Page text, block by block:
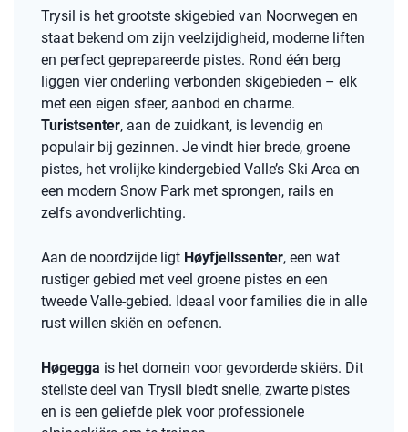
Trysil is het grootste skigebied van Noorwegen en
staat bekend om zijn veelzijdigheid, moderne liften
en perfect geprepareerde pistes. Rond één berg
liggen vier onderling verbonden skigebieden – elk
met een eigen sfeer, aanbod en charme.
Turistsenter, aan de zuidkant, is levendig en
populair bij gezinnen. Je vindt hier brede, groene
pistes, het vrolijke kindergebied Valle’s Ski Area en
een modern Snow Park met sprongen, rails en
zelfs avondverlichting.
Aan de noordzijde ligt Høyfjellssenter, een wat
rustiger gebied met veel groene pistes en een
tweede Valle-gebied. Ideaal voor families die in alle
rust willen skiën en oefenen.
Høgegga is het domein voor gevorderde skiërs. Dit
steilste deel van Trysil biedt snelle, zwarte pistes
en is een geliefde plek voor professionele